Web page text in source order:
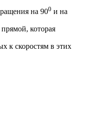
на 900 и на
которая
к скоростям в этих